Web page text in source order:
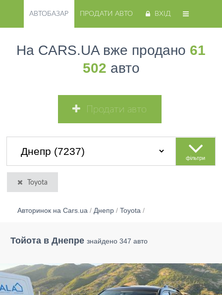
АВТОБАЗАР ПРОДАТИ АВТО ВХІД
На CARS.UA вже продано 61
502 авто
Продати авто
фільтри
Toyota
Авторинок на Cars.ua / Днепр / Toyota /
Тойота в Днепре знайдено 347 авто